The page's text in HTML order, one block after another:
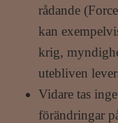
rådande
kan
krig,
utebliven
Vidare tas
förändringar